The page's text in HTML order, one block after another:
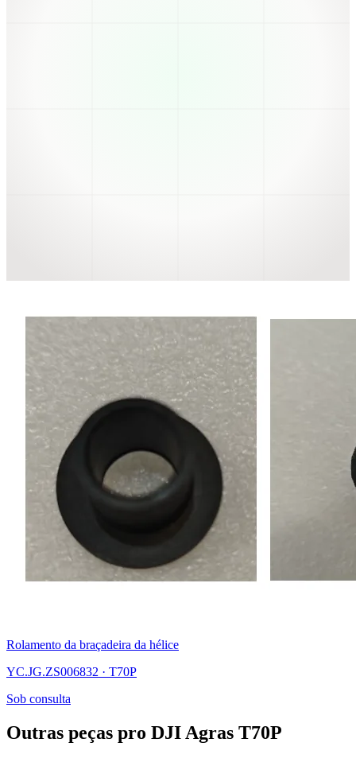
Rolamento da braçadeira da hélice
YC.JG.ZS006832 · T70P
Sob consulta
Outras peças pro DJI Agras T70P